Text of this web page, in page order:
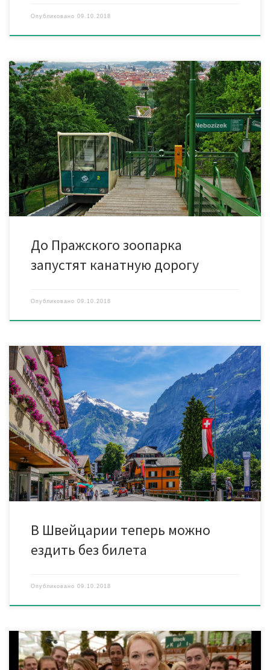
Опубликовано 09.10.2018
В Праге (Чехия) планируют построить канатную дорогу,
которая позволит добраться из разных районов города до
крупнейшего в Европе зоопарка. Власти чешской столицы
совместно с городской транспортной компанией Ropid
намерены к 2024 году запустить канатную дорогу. Она
соединит район Подбаба (Прага 6) с районом Богнице (Прага
8). Линия пройдет над рекой […]
До Пражского зоопарка
запустят канатную дорогу
Опубликовано 09.10.2018
В Швейцарии введен механизм поездок на поездах без
наличия билетов. Путешествующему нужно всего лишь
скачать программу на телефон. Сервис EasyRide в программе
SBB Preview исключает очереди в кассах на вокзалах,
неудобств с бумажными билетами. Программа определяет
пройденный путь и применяет самый выгодный вариант.
Затем сумма считывается с кредитной карты пользователя
[…]
В Швейцарии теперь можно
ездить без билета
Опубликовано 09.10.2018